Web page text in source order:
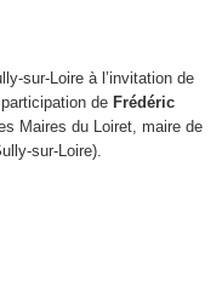
sur-Loire à l’invitation de
de Frédéric
Maires du Loiret, maire de
sur-Loire).